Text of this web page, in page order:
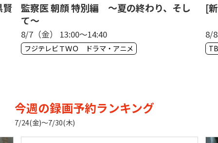
監察医 朝顔 特別編 〜夏の終わり、そし
て〜
8/7（金） 13:00〜14:40
フジテレビＴＷＯ ドラマ・アニメ
[
8/
今週の録画予約ランキング
7/24(金)〜7/30(木)